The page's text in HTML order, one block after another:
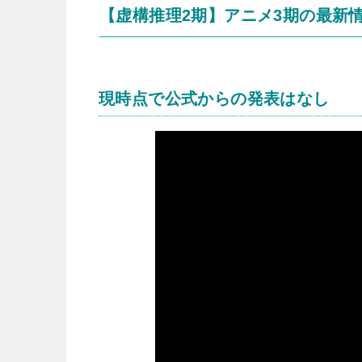
【虚構推理2期】アニメ3期の最新
現時点で公式からの発表はなし